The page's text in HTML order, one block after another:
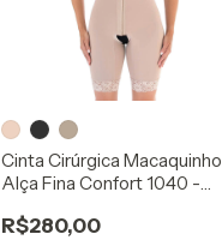
Cinta Cirúrgica Macaquinho
Alça Fina Confort 1040 -
R$280,00